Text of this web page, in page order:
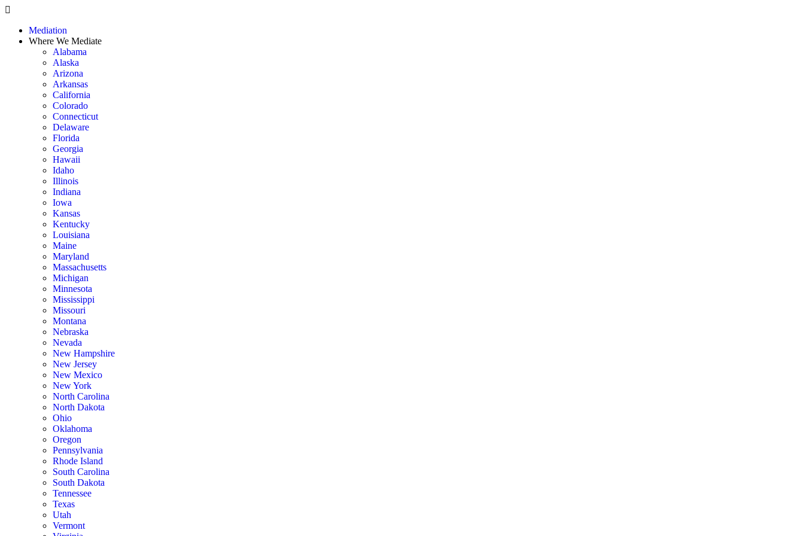
Skip
contentMediation
Where We Mediate
Alabama
Alaska
Arizona
Arkansas
California
Colorado
Connecticut
Delaware
Florida
Georgia
Hawaii
Idaho
Illinois
Indiana
Iowa
Kansas
Kentucky
Louisiana
Maine
Maryland
Massachusetts
Michigan
Minnesota
Mississippi
Missouri
Montana
Nebraska
Nevada
New Hampshire
New Jersey
New Mexico
New York
North Carolina
North Dakota
Ohio
Oklahoma
Oregon
Pennsylvania
Rhode Island
South Carolina
South Dakota
Tennessee
Texas
Utah
Vermont